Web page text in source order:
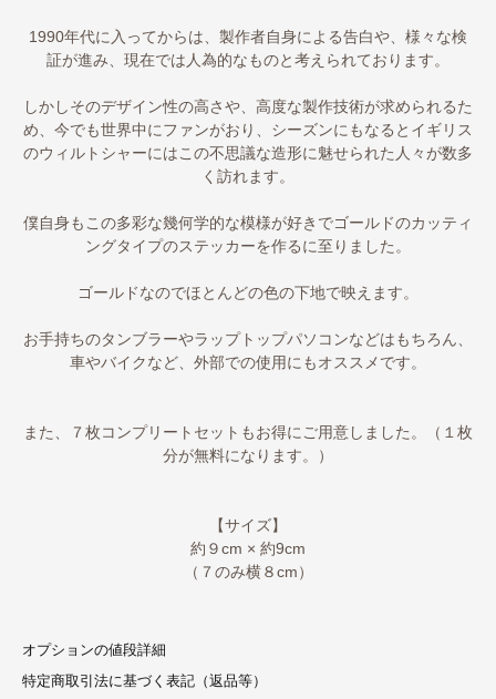
1990年代に入ってからは、製作者自身による告白や、様々な検
証が進み、現在では人為的なものと考えられております。
しかしそのデザイン性の高さや、高度な製作技術が求められるた
め、今でも世界中にファンがおり、シーズンにもなるとイギリス
のウィルトシャーにはこの不思議な造形に魅せられた人々が数多
く訪れます。
僕自身もこの多彩な幾何学的な模様が好きでゴールドのカッティ
ングタイプのステッカーを作るに至りました。
ゴールドなのでほとんどの色の下地で映えます。
お手持ちのタンブラーやラップトップパソコンなどはもちろん、
車やバイクなど、外部での使用にもオススメです。
また、７枚コンプリートセットもお得にご用意しました。（１枚
分が無料になります。）
【サイズ】
約９cm × 約9cm
（７のみ横８cm）
オプションの値段詳細
特定商取引法に基づく表記（返品等）